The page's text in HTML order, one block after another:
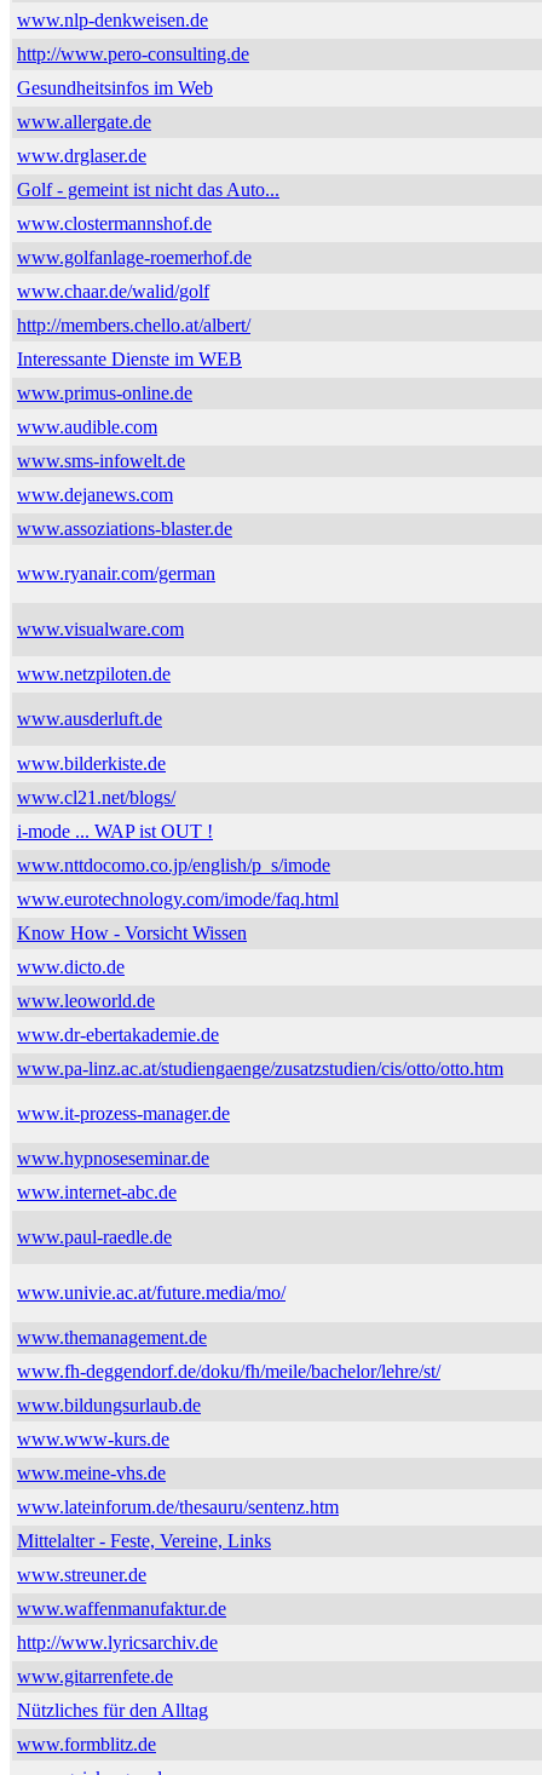
www.nlp-denkweisen.de
http://www.pero-consulting.de
Gesundheitsinfos im Web
www.allergate.de
www.drglaser.de
Golf - gemeint ist nicht das Auto...
www.clostermannshof.de
www.golfanlage-roemerhof.de
www.chaar.de/walid/golf
http://members.chello.at/albert/
Interessante Dienste im WEB
www.primus-online.de
www.audible.com
www.sms-infowelt.de
www.dejanews.com
www.assoziations-blaster.de
www.ryanair.com/german
www.visualware.com
www.netzpiloten.de
www.ausderluft.de
www.bilderkiste.de
www.cl21.net/blogs/
i-mode ... WAP ist OUT !
www.nttdocomo.co.jp/english/p_s/imode
www.eurotechnology.com/imode/faq.html
Know How - Vorsicht Wissen
www.dicto.de
www.leoworld.de
www.dr-ebertakademie.de
www.pa-linz.ac.at/studiengaenge/zusatzstudien/cis/otto/otto.htm
www.it-prozess-manager.de
www.hypnoseseminar.de
www.internet-abc.de
www.paul-raedle.de
www.univie.ac.at/future.media/mo/
www.themanagement.de
www.fh-deggendorf.de/doku/fh/meile/bachelor/lehre/st/
www.bildungsurlaub.de
www.www-kurs.de
www.meine-vhs.de
www.lateinforum.de/thesauru/sentenz.htm
Mittelalter - Feste, Vereine, Links
www.streuner.de
www.waffenmanufaktur.de
http://www.lyricsarchiv.de
www.gitarrenfete.de
Nützliches für den Alltag
www.formblitz.de